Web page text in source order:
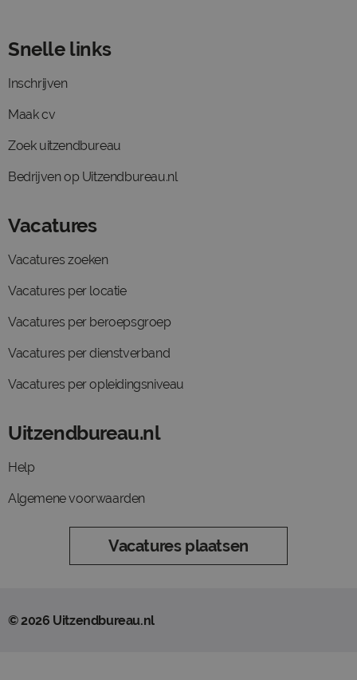
Snelle links
Inschrijven
Maak cv
Zoek uitzendbureau
Bedrijven op Uitzendbureau.nl
Vacatures
Vacatures zoeken
Vacatures per locatie
Vacatures per beroepsgroep
Vacatures per dienstverband
Vacatures per opleidingsniveau
Uitzendbureau.nl
Help
Algemene voorwaarden
Vacatures plaatsen
© 2026 Uitzendbureau.nl